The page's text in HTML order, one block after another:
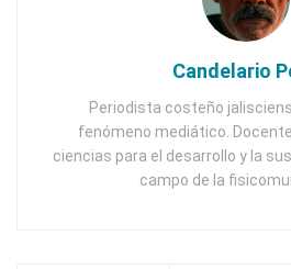
Candelario
Periodista costeño
fenómeno mediático.
ciencias para el desarrollo y la
campo de la